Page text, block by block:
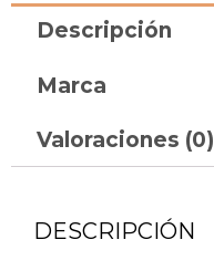
Descripción
Marca
Valoraciones (0)
DESCRIPCIÓN